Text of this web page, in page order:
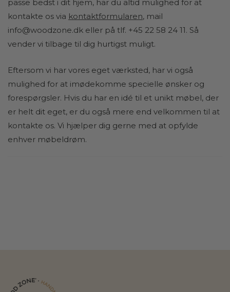
passe bedst i dit hjem, har du altid mulighed for at
kontakte os via kontaktformularen, mail
info@woodzone.dk eller på tlf. +45 22 58 24 11. Så
vender vi tilbage til dig hurtigst muligt.
Eftersom vi har vores eget værksted, har vi også
mulighed for at imødekomme specielle ønsker og
forespørgsler. Hvis du har en idé til et unikt møbel, der
er helt dit eget, er du også mere end velkommen til at
kontakte os. Vi hjælper dig gerne med at opfylde
enhver møbeldrøm.